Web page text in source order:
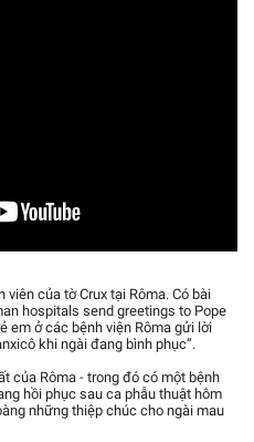
của tờ Crux tại Rôma. Có bài
hospitals send greetings to Pope
em ở các bệnh viện Rôma gửi lời
khi ngài đang bình phục”.
của Rôma - trong đó có một bệnh
hồi phục sau ca phẫu thuật hôm
những thiệp chúc cho ngài mau